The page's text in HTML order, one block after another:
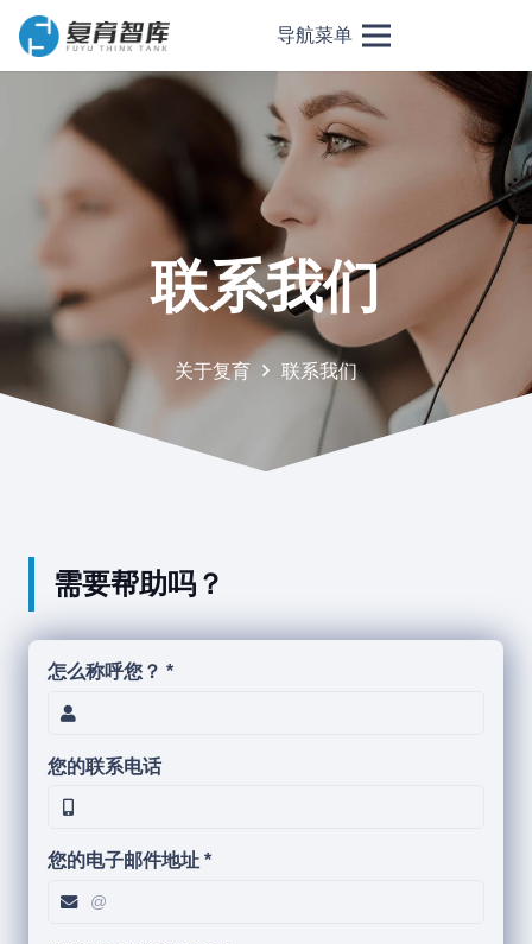
导航菜单
联系我们
关于复育 联系我们
需要帮助吗？
怎么称呼您？ *
您的联系电话
您的电子邮件地址 *